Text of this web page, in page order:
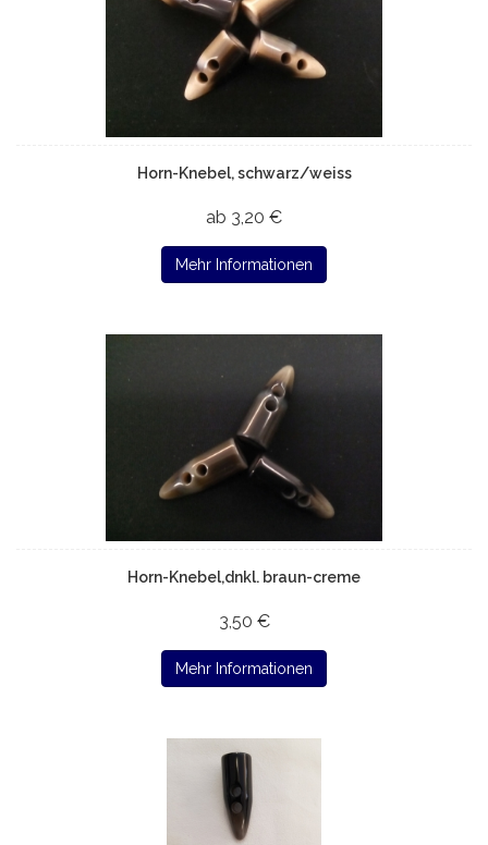
Horn-Knebel, schwarz/weiss
ab 3,20 €
Mehr Informationen
Horn-Knebel,dnkl. braun-creme
3,50 €
Mehr Informationen